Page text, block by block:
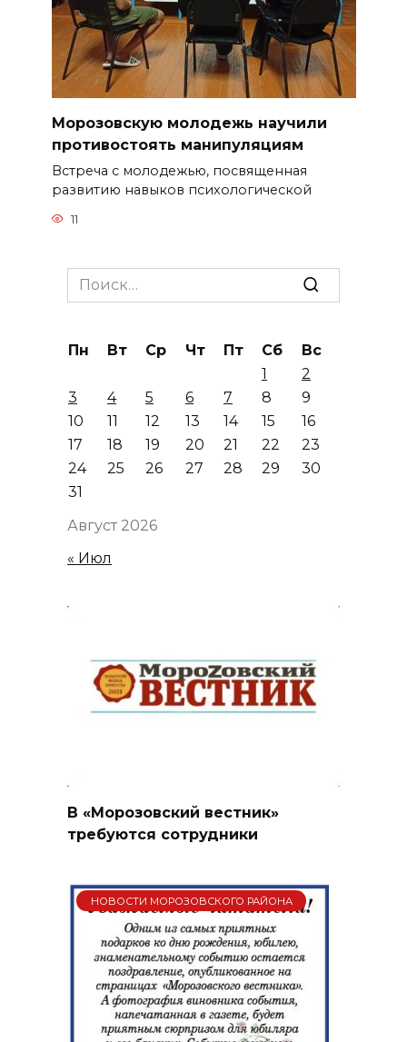
Морозовскую молодежь научили
противостоять манипуляциям
Встреча с молодежью, посвященная
развитию навыков психологической
11
Search
for:
Август 2026
Пн Вт Ср Чт Пт Сб
Вс
1
2
3
4 5 6 7 8
9
10
11 12 13 14 15
16
17
18 19 20 21 22
23
24
25 26 27 28 29
30
31
« Июл
В «Морозовский вестник»
требуются сотрудники
НОВОСТИ МОРОЗОВСКОГО РАЙОНА